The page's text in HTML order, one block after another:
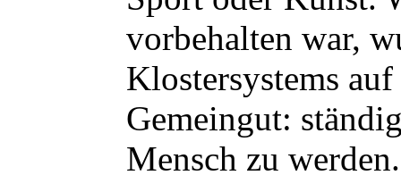
vorbehalten war,
Klostersystems
Gemeingut:
Mensch zu werden.